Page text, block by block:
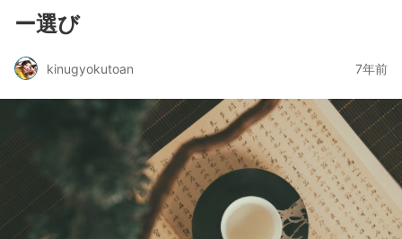
ー選び
kinugyokutoan 7年前